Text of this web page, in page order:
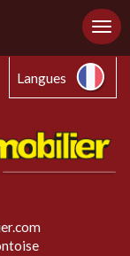
Langues